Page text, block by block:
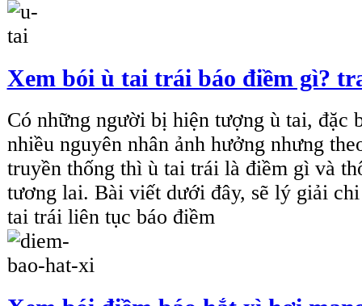
Xem bói ù tai trái báo điềm gì?
Có những người bị hiện tượng ù tai, đặc
nhiều nguyên nhân ảnh hưởng nhưng
truyền thống thì ù tai trái là điềm gì và
tương lai. Bài viết dưới đây, sẽ lý giải
tai trái liên tục báo điềm